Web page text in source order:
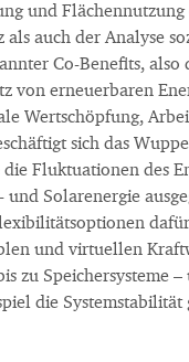
und
als auch der Analyse
Co-Benefits, also
von erneuerbaren
Wertschöpfung,
sich das
Fluktuationen des
und Solarenergie
und virtuellen
zu Speichersysteme
die Systemstabilität